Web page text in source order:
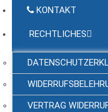
KONTAKT
RECHTLICHES
VERTRAG